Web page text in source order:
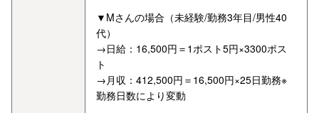
▼Mさんの場合（未経験/勤務3年目/男性40
代）
→日給：16,500円＝1ポスト5円×3300ポス
ト
→月収：412,500円＝16,500円×25日勤務※
勤務日数により変動